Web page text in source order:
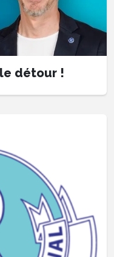
détour !